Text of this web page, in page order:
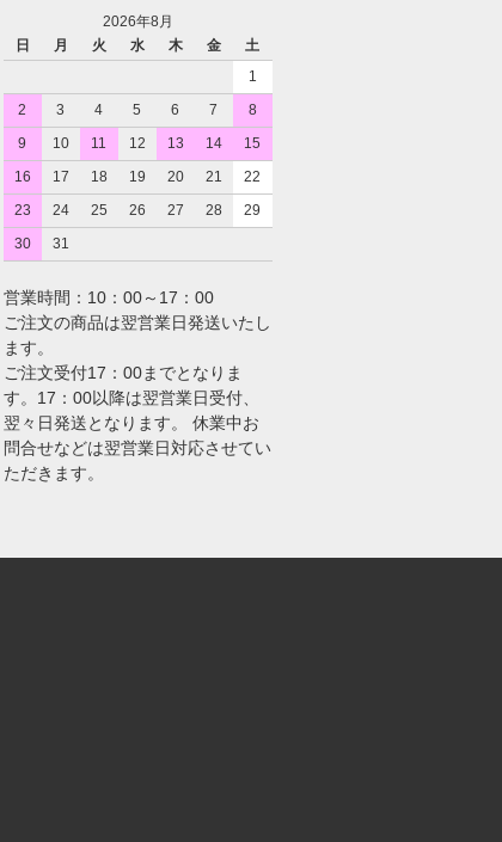
2026年8月
日
月 火 水 木 金
土
1
2
3 4 5 6 7
8
9
10 11 12 13 14
15
16
17 18 19 20 21
22
23
24 25 26 27 28
29
30
31
営業時間：10：00～17：00
ご注文の商品は翌営業日発送いたし
ます。
ご注文受付17：00までとなりま
す。17：00以降は翌営業日受付、
翌々日発送となります。 休業中お
問合せなどは翌営業日対応させてい
ただきます。